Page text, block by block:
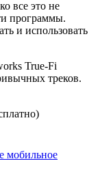
все это не
программы.
и использовать
True-Fi
треков.
мобильное